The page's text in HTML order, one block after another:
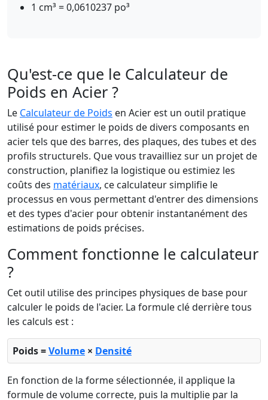
1 cm³ = 0,0610237 po³
Qu'est-ce que le Calculateur de
Poids en Acier ?
Le Calculateur de Poids en Acier est un outil pratique
utilisé pour estimer le poids de divers composants en
acier tels que des barres, des plaques, des tubes et des
profils structurels. Que vous travailliez sur un projet de
construction, planifiez la logistique ou estimiez les
coûts des matériaux, ce calculateur simplifie le
processus en vous permettant d'entrer des dimensions
et des types d'acier pour obtenir instantanément des
estimations de poids précises.
Comment fonctionne le calculateur
?
Cet outil utilise des principes physiques de base pour
calculer le poids de l'acier. La formule clé derrière tous
les calculs est :
Poids =Volume × Densité
En fonction de la forme sélectionnée, il applique la
formule de volume correcte, puis la multiplie par la